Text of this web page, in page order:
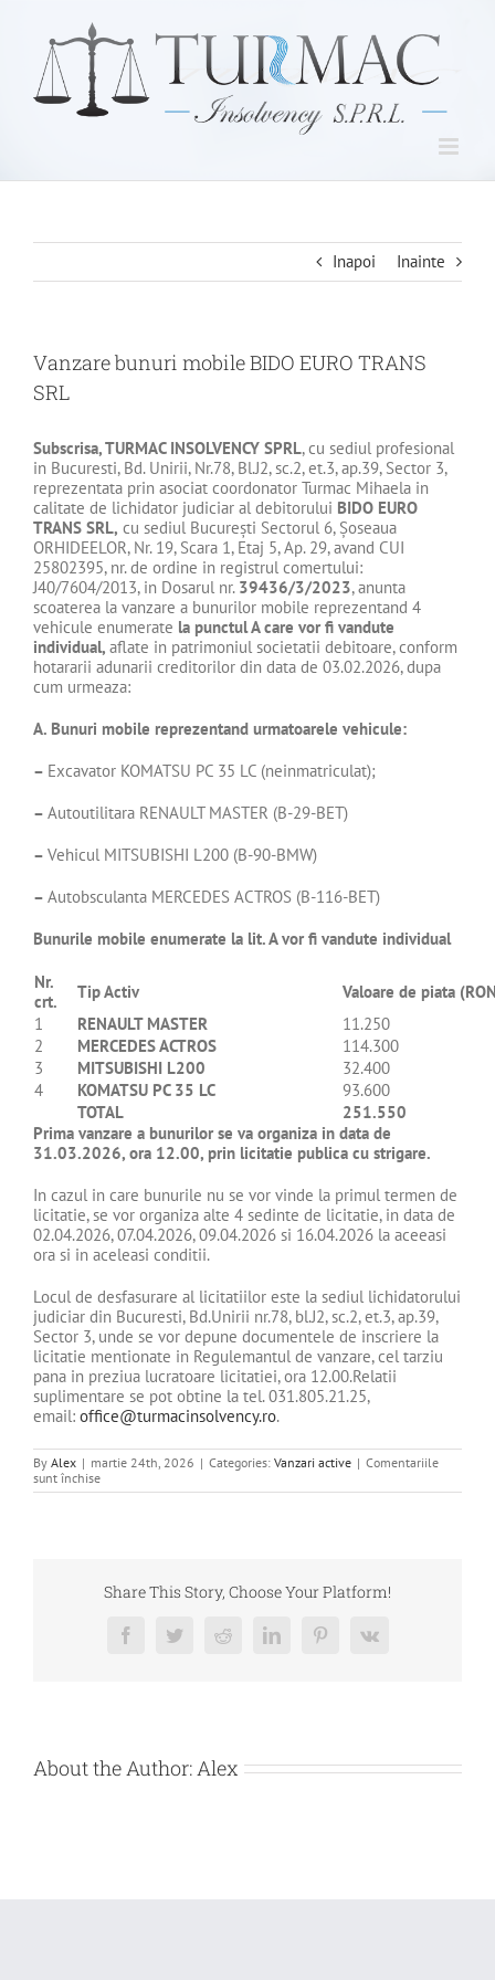
content
Inapoi Inainte
Vanzare bunuri mobile BIDO EURO TRANS
SRL
Subscrisa, TURMAC INSOLVENCY SPRL, cu sediul profesional
in Bucuresti, Bd. Unirii, Nr.78, Bl.J2, sc.2, et.3, ap.39, Sector 3,
reprezentata prin asociat coordonator Turmac Mihaela in
calitate de lichidator judiciar al debitorului BIDO EURO
TRANS SRL, cu sediul Bucureşti Sectorul 6, Șoseaua
ORHIDEELOR, Nr. 19, Scara 1, Etaj 5, Ap. 29, avand CUI
25802395, nr. de ordine in registrul comertului:
J40/7604/2013, in Dosarul nr. 39436/3/2023, anunta
scoaterea la vanzare a bunurilor mobile reprezentand 4
vehicule enumerate la punctul A care vor fi vandute
individual, aflate in patrimoniul societatii debitoare, conform
hotararii adunarii creditorilor din data de 03.02.2026, dupa
cum urmeaza:
A. Bunuri mobile reprezentand urmatoarele vehicule:
– Excavator KOMATSU PC 35 LC (neinmatriculat);
– Autoutilitara RENAULT MASTER (B-29-BET)
– Vehicul MITSUBISHI L200 (B-90-BMW)
– Autobsculanta MERCEDES ACTROS (B-116-BET)
Bunurile mobile enumerate la lit. A vor fi vandute individual
Nr.
crt.
Tip Activ
Valoare de piata
1
RENAULT MASTER
11.250
2
MERCEDES ACTROS
114.300
3
MITSUBISHI L200
32.400
4
KOMATSU PC 35 LC
93.600
TOTAL
251.550
Prima vanzare a bunurilor se va organiza in data de
31.03.2026, ora 12.00, prin licitatie publica cu strigare.
In cazul in care bunurile nu se vor vinde la primul termen de
licitatie, se vor organiza alte 4 sedinte de licitatie, in data de
02.04.2026, 07.04.2026, 09.04.2026 si 16.04.2026 la aceeasi
ora si in aceleasi conditii.
Locul de desfasurare al licitatiilor este la sediul lichidatorului
judiciar din Bucuresti, Bd.Unirii nr.78, bl.J2, sc.2, et.3, ap.39,
Sector 3, unde se vor depune documentele de inscriere la
licitatie mentionate in Regulemantul de vanzare, cel tarziu
pana in preziua lucratoare licitatiei, ora 12.00.Relatii
suplimentare se pot obtine la tel. 031.805.21.25,
email: office@turmacinsolvency.ro.
By Alex | martie 24th, 2026 | Categories: Vanzari active | Comentariile
sunt închisepentru
Vanzare
SRL
Share This Story, Choose Your Platform!
FacebookTwitterRedditLinkedInPinterest
Vk
About the Author: Alex